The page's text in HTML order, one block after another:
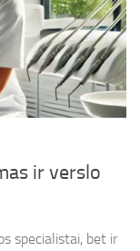
ir verslo
specialistai, bet ir